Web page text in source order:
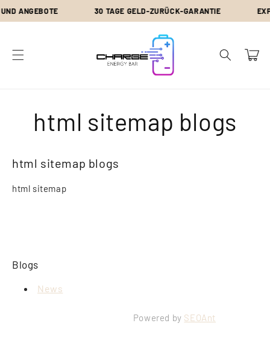
zum
Inhalt
ANGEBOTE 30 TAGE GELD-ZURÜCK-GARANTIE
html sitemap blogs
html sitemap blogs
html sitemap
Blogs
News
Powered by SEOAnt